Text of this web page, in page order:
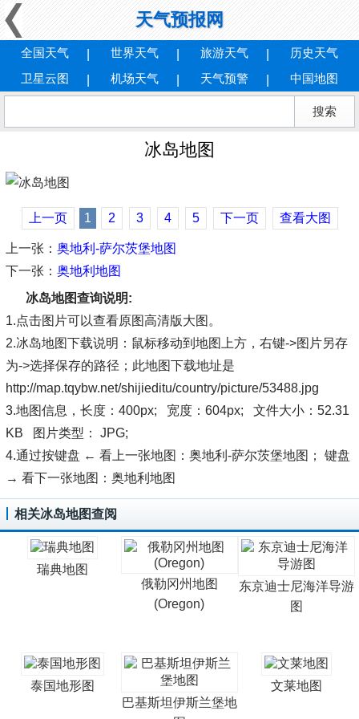
天气预报网
全国天气 世界天气 旅游天气
历史天气
卫星云图
机场天气 天气预警 中国地图
冰岛地图
上一页 1 2 3 4 5 下一页 查看大图
上一张： 奥地利-萨尔茨堡地图
下一张： 奥地利地图
冰岛地图查询说明:
1.点击图片可以查看原图高清版大图。
2.冰岛地图下载说明：鼠标移动到地图上方，右键->图片另存
为->选择保存的路径；此地图下载地址是
http://map.tqybw.net/shijieditu/country/picture/53488.jpg
3.地图信息，长度：400px; 宽度：604px; 文件大小：52.31
KB 图片类型： JPG;
4.通过按键盘 ← 看上一张地图：奥地利-萨尔茨堡地图； 键盘
→ 看下一张地图：奥地利地图
相关冰岛地图查阅
瑞典地图
俄勒冈州地图
(Oregon)
东京迪士尼海洋导游
图
泰国地形图
巴基斯坦伊斯兰堡地
文莱地图